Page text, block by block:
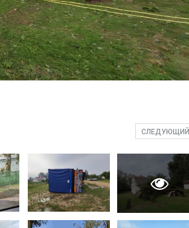
СЛЕДУЮЩИЙ